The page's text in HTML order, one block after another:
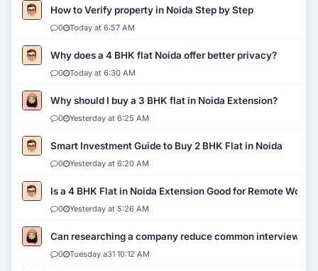
How to Verify property in Noida Step by Step
0 Today at 6:57 AM
Why does a 4 BHK flat Noida offer better privacy?
0 Today at 6:30 AM
Why should I buy a 3 BHK flat in Noida Extension?
0 Yesterday at 6:25 AM
Smart Investment Guide to Buy 2 BHK Flat in Noida
0 Yesterday at 6:20 AM
Is a 4 BHK Flat in Noida Extension Good for Remote Work?
0 Yesterday at 5:26 AM
Can researching a company reduce common interview
0 Tuesday a31 10:12 AM